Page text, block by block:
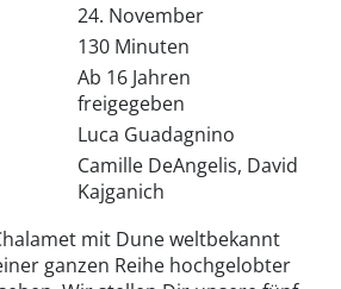
24. November
130 Minuten
Ab 16 Jahren
freigegeben
Luca Guadagnino
Camille DeAngelis, David
Kajganich
mit Dune weltbekannt
ganzen Reihe hochgelobter